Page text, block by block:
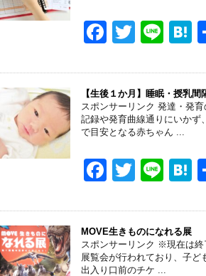
oF
c
e
b
o
T
tt
er
Li
e
e
n
a
【生後１か月】睡眠・授乳
スポンサーリンク 発達・発
記録や発育曲線通りにいかず
で目安となる赤ちゃん ...
F
c
e
b
T
tt
er
Li
e
e
n
a
MOVE生きものになれる展
スポンサーリンク ※現在は終
展覧会が行われており、子
出入り口前のチケ ...